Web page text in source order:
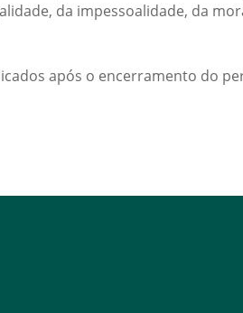
da impessoalidade, da
após o encerramento do